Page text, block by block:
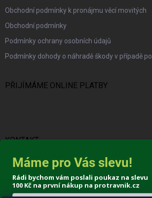
Obchodní podmínky k pronájmu věcí movitých
Obchodní podmínky
Podmínky ochrany osobních údajů
Podmínky dohody o náhradě škody v případě
PŘIJÍMÁME ONLINE PLATBY
KONTAKT
info@protravnik.cz
+420 724 308 341
Máme pro Vás slevu!
Rádi bychom vám poslali poukaz na slevu
100 Kč na první nákup na protravnik.cz